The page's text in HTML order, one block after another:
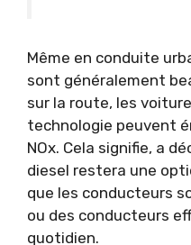
Même en conduite
sont généralement
sur la route, les
technologie peuvent
NOx. Cela signifie, a
diesel restera une
que les conducteurs
ou des conducteurs
quotidien.